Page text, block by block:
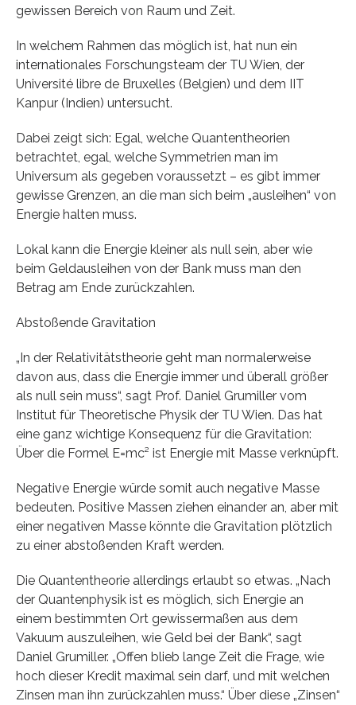
gewissen Bereich von Raum und Zeit.
In welchem Rahmen das möglich ist, hat nun ein
internationales Forschungsteam der TU Wien, der
Université libre de Bruxelles (Belgien) und dem IIT
Kanpur (Indien) untersucht.
Dabei zeigt sich: Egal, welche Quantentheorien
betrachtet, egal, welche Symmetrien man im
Universum als gegeben voraussetzt – es gibt immer
gewisse Grenzen, an die man sich beim „ausleihen“ von
Energie halten muss.
Lokal kann die Energie kleiner als null sein, aber wie
beim Geldausleihen von der Bank muss man den
Betrag am Ende zurückzahlen.
Abstoßende Gravitation
„In der Relativitätstheorie geht man normalerweise
davon aus, dass die Energie immer und überall größer
als null sein muss“, sagt Prof. Daniel Grumiller vom
Institut für Theoretische Physik der TU Wien. Das hat
eine ganz wichtige Konsequenz für die Gravitation:
Über die Formel E=mc² ist Energie mit Masse verknüpft.
Negative Energie würde somit auch negative Masse
bedeuten. Positive Massen ziehen einander an, aber mit
einer negativen Masse könnte die Gravitation plötzlich
zu einer abstoßenden Kraft werden.
Die Quantentheorie allerdings erlaubt so etwas. „Nach
der Quantenphysik ist es möglich, sich Energie an
einem bestimmten Ort gewissermaßen aus dem
Vakuum auszuleihen, wie Geld bei der Bank“, sagt
Daniel Grumiller. „Offen blieb lange Zeit die Frage, wie
hoch dieser Kredit maximal sein darf, und mit welchen
Zinsen man ihn zurückzahlen muss.“ Über diese „Zinsen“